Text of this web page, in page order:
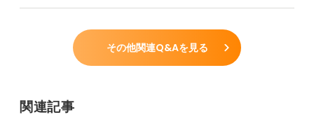
その他関連Q&Aを見る
関連記事